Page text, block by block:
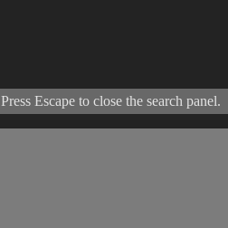
Press Escape to close the search panel.